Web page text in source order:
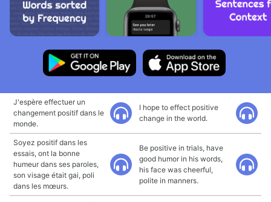
J'espère effectuer un
changement positif dans le
monde.
I hope to effect positive
change in the world.
Soyez positif dans les
essais, ont la bonne
humeur dans ses paroles,
son visage était gai, poli
dans les mœurs.
Be positive in trials, have
good humor in his words,
his face was cheerful,
polite in manners.